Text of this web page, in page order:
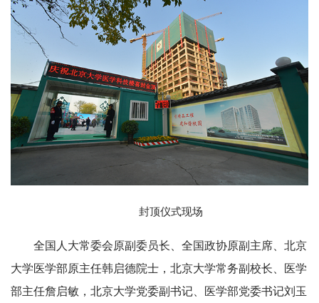
封顶仪式现场
全国人大常委会原副委员长、全国政协原副主席、北京
大学医学部原主任韩启德院士，北京大学常务副校长、医学
部主任詹启敏，北京大学党委副书记、医学部党委书记刘玉